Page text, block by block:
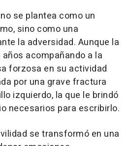
se plantea como un
sino como una
la adversidad. Aunque la
acompañando a la
forzosa en su actividad
por una grave fractura
izquierdo, la que le brindó
necesarios para escribirlo.
se transformó en una